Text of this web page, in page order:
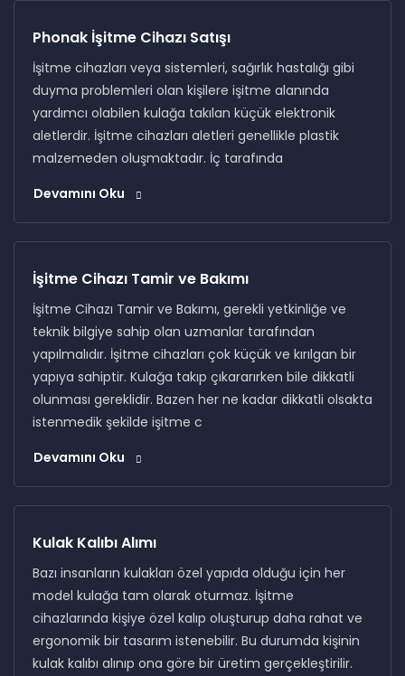
Phonak İşitme Cihazı Satışı
İşitme cihazları veya sistemleri, sağırlık hastalığı gibi
duyma problemleri olan kişilere işitme alanında
yardımcı olabilen kulağa takılan küçük elektronik
aletlerdir. İşitme cihazları aletleri genellikle plastik
malzemeden oluşmaktadır. İç tarafında
Devamını Oku
İşitme Cihazı Tamir ve Bakımı
İşitme Cihazı Tamir ve Bakımı, gerekli yetkinliğe ve
teknik bilgiye sahip olan uzmanlar tarafından
yapılmalıdır. İşitme cihazları çok küçük ve kırılgan bir
yapıya sahiptir. Kulağa takıp çıkararırken bile dikkatli
olunması gereklidir. Bazen her ne kadar dikkatli olsakta
istenmedik şekilde işitme c
Devamını Oku
Kulak Kalıbı Alımı
Bazı insanların kulakları özel yapıda olduğu için her
model kulağa tam olarak oturmaz. İşitme
cihazlarında kişiye özel kalıp oluşturup daha rahat ve
ergonomik bir tasarım istenebilir. Bu durumda kişinin
kulak kalıbı alınıp ona göre bir üretim gerçekleştirilir.